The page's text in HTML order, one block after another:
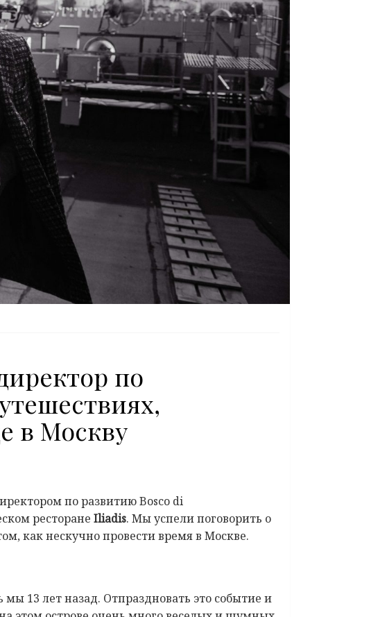
по
в Москву
по развитию Bosco di
ресторане Iliadis. Мы успели поговорить о
как нескучно провести время в Москве.
13 лет назад. Отпраздновать это событие и